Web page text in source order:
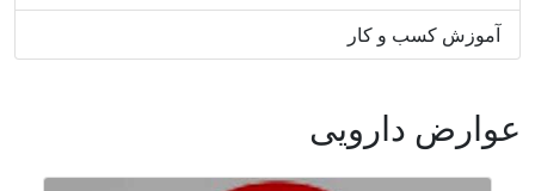
آموزش کسب و کار
عوارض دارویی